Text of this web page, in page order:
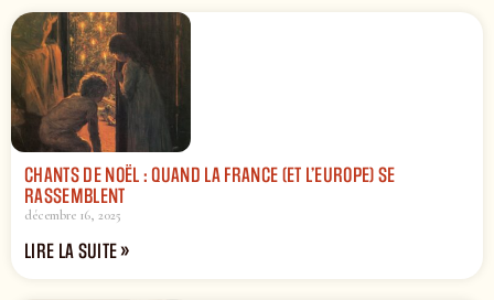
CHANTS DE NOËL : QUAND LA FRANCE (ET L’EUROPE) SE
RASSEMBLENT
décembre 16, 2025
LIRE LA SUITE »